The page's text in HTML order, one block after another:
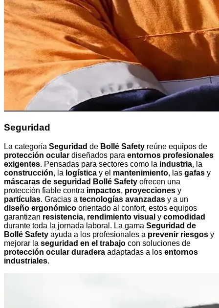
Seguridad
La categoría Seguridad de Bollé Safety reúne equipos de
protección ocular diseñados para entornos profesionales
exigentes. Pensadas para sectores como la industria, la
construcción, la logística y el mantenimiento, las gafas y
máscaras de seguridad Bollé Safety ofrecen una
protección fiable contra impactos, proyecciones y
partículas. Gracias a tecnologías avanzadas y a un
diseño ergonómico orientado al confort, estos equipos
garantizan resistencia, rendimiento visual y comodidad
durante toda la jornada laboral. La gama Seguridad de
Bollé Safety ayuda a los profesionales a prevenir riesgos y
mejorar la seguridad en el trabajo con soluciones de
protección ocular duradera adaptadas a los entornos
industriales.